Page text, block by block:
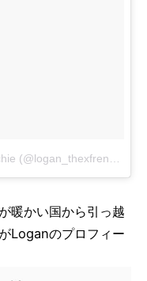
暖かい国から引っ越
Loganのプロフィー